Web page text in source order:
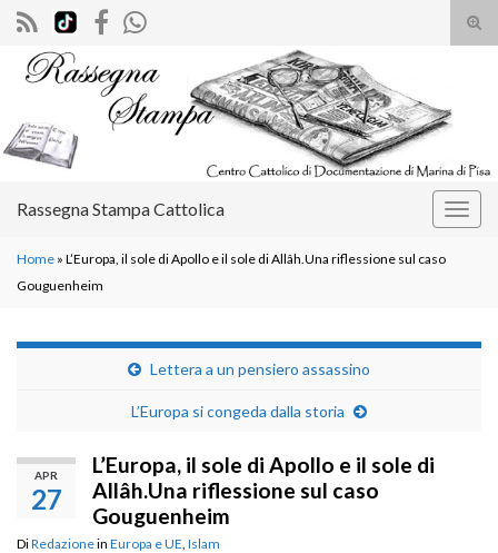
il
Search for:
Rassegna Stampa Cattolica
Home » L’Europa, il sole di Apollo e il sole di Allâh.Una riflessione sul caso
Gouguenheim
Lettera a un pensiero assassino
L’Europa si congeda dalla storia
APR
27
L’Europa, il sole di Apollo e il sole di
Allâh.Una riflessione sul caso
Gouguenheim
DiRedazionein Europa e UE Islam